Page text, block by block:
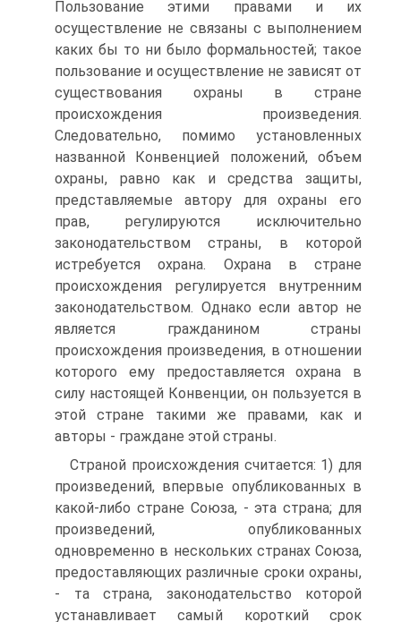
Пользование этими правами и их
осуществление не связаны с выполнением
каких бы то ни было формальностей; такое
пользование и осуществление не зависят от
существования охраны в стране
происхождения произведения.
Следовательно, помимо установленных
названной Конвенцией положений, объем
охраны, равно как и средства защиты,
представляемые автору для охраны его
прав, регулируются исключительно
законодательством страны, в которой
истребуется охрана. Охрана в стране
происхождения регулируется внутренним
законодательством. Однако если автор не
является гражданином страны
происхождения произведения, в отношении
которого ему предоставляется охрана в
силу настоящей Конвенции, он пользуется в
этой стране такими же правами, как и
авторы - граждане этой страны.
Страной происхождения считается: 1) для
произведений, впервые опубликованных в
какой-либо стране Союза, - эта страна; для
произведений, опубликованных
одновременно в нескольких странах Союза,
предоставляющих различные сроки охраны,
- та страна, законодательство которой
устанавливает самый короткий срок